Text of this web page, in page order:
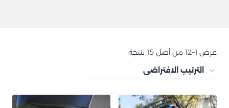
عرض 1–12 من أصل 15 نتيجة